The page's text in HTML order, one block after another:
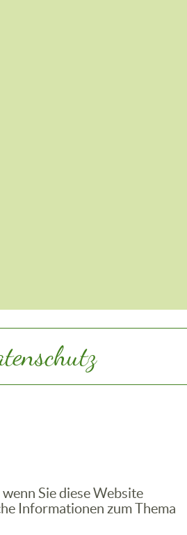
Sie diese Website
Informationen zum Thema